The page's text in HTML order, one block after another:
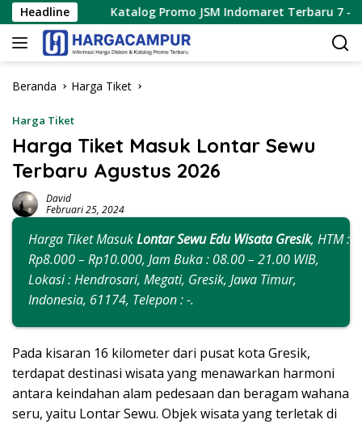
Langsung
ke
konten
Headline
Katalog Promo JSM Indomaret Terbaru 7 – 9 Agustus
Beranda Harga Tiket
Harga Tiket
Harga Tiket Masuk Lontar Sewu
Terbaru Agustus 2026
David
Februari 25, 2024
Harga Tiket MasukLontar Sewu Edu Wisata Gresik, HTM :
Rp8.000 – Rp10.000, Jam Buka : 08.00 – 21.00 WIB,
Lokasi : Hendrosari, Megati, Gresik, Jawa Timur,
Indonesia, 61174, Telepon : -.
Pada kisaran 16 kilometer dari pusat kota Gresik,
terdapat destinasi wisata yang menawarkan harmoni
antara keindahan alam pedesaan dan beragam wahana
seru, yaitu Lontar Sewu. Objek wisata yang terletak di